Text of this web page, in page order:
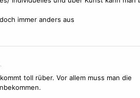
immer anders aus
toll rüber. Vor allem muss man die